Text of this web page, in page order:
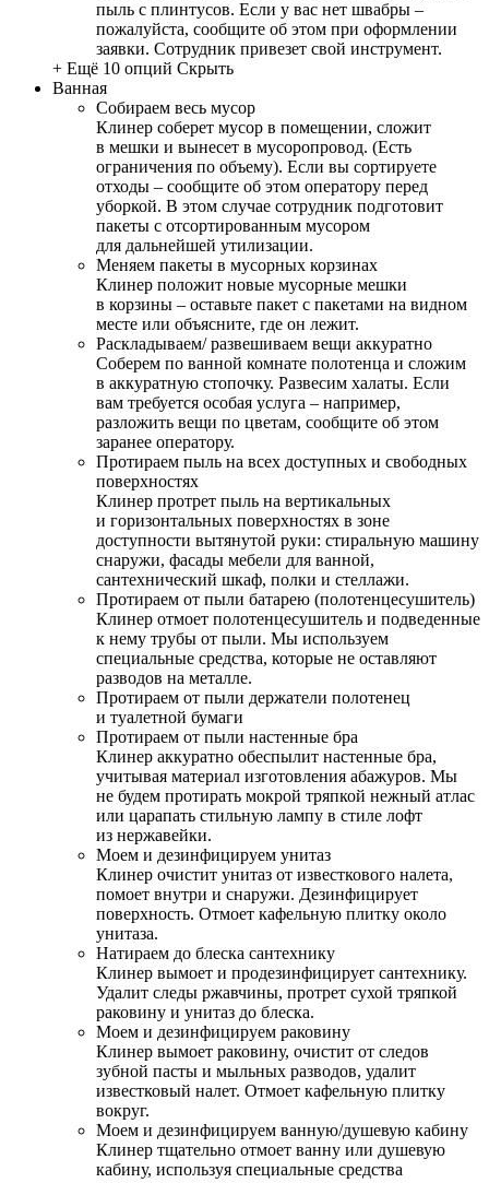
пыль с плинтусов. Если у вас нет швабры –
пожалуйста, сообщите об этом при оформлении
заявки. Сотрудник привезет свой инструмент.
+ Ещё 10 опций Скрыть
Ванная
Собираем весь мусор
Клинер соберет мусор в помещении, сложит
в мешки и вынесет в мусоропровод. (Есть
ограничения по объему). Если вы сортируете
отходы – сообщите об этом оператору перед
уборкой. В этом случае сотрудник подготовит
пакеты с отсортированным мусором
для дальнейшей утилизации.
Меняем пакеты в мусорных корзинах
Клинер положит новые мусорные мешки
в корзины – оставьте пакет с пакетами на видном
месте или объясните, где он лежит.
Раскладываем/ развешиваем вещи аккуратно
Соберем по ванной комнате полотенца и сложим
в аккуратную стопочку. Развесим халаты. Если
вам требуется особая услуга – например,
разложить вещи по цветам, сообщите об этом
заранее оператору.
Протираем пыль на всех доступных и свободных
поверхностях
Клинер протрет пыль на вертикальных
и горизонтальных поверхностях в зоне
доступности вытянутой руки: стиральную машину
снаружи, фасады мебели для ванной,
сантехнический шкаф, полки и стеллажи.
Протираем от пыли батарею (полотенцесушитель)
Клинер отмоет полотенцесушитель и подведенные
к нему трубы от пыли. Мы используем
специальные средства, которые не оставляют
разводов на металле.
Протираем от пыли держатели полотенец
и туалетной бумаги
Протираем от пыли настенные бра
Клинер аккуратно обеспылит настенные бра,
учитывая материал изготовления абажуров. Мы
не будем протирать мокрой тряпкой нежный атлас
или царапать стильную лампу в стиле лофт
из нержавейки.
Моем и дезинфицируем унитаз
Клинер очистит унитаз от известкового налета,
помоет внутри и снаружи. Дезинфицирует
поверхность. Отмоет кафельную плитку около
унитаза.
Натираем до блеска сантехнику
Клинер вымоет и продезинфицирует сантехнику.
Удалит следы ржавчины, протрет сухой тряпкой
раковину и унитаз до блеска.
Моем и дезинфицируем раковину
Клинер вымоет раковину, очистит от следов
зубной пасты и мыльных разводов, удалит
известковый налет. Отмоет кафельную плитку
вокруг.
Моем и дезинфицируем ванную/душевую кабину
Клинер тщательно отмоет ванну или душевую
кабину, используя специальные средства